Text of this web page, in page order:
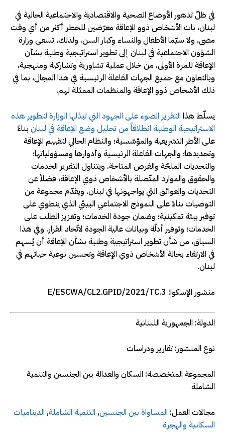
في ظلّ تدهور الأوضاع الصحية والاقتصادية والاجتماعية الحالية في
لبنان، بات الأشخاص ذوو الإعاقة معرّضين للخطر أكثر من أي وقت
مضى، ولا سيّما الأطفال والنساء وكبار السن. ولذلك، تسعى وزارة
الشؤون الاجتماعية في لبنان إلى تطوير استراتيجية وطنية بشأن
الإعاقة للمرة الأولى، من خلال عملية تشاورية وتشاركية ومنهجية،
وبالتعاون مع جميع الجهات الفاعلة الرئيسية في هذا المجال، بما في
ذلك الأشخاص ذوو الإعاقة والمنظمات الممثلة لهم.
يسلّط هذا التقرير الضوء على الجهود التي تبذلها الوزارة لتطوير هذه
الاستراتيجية الوطنية انطلاقاً من تحليل وضع الإعاقة في لبنان بناءً
على الأطر التشريعية والمؤسّسية؛ والنظام الحالي لتقييم الإعاقة
وتحديدها؛ والجهات الفاعلة الرئيسية وأدوارها ومسؤولياتها؛
والتحديات الملحّة والفرص المتاحة. ويتناول التقرير الخدمات
والحقوق والموارد المتّصلة بالأشخاص ذوي الإعاقة، فضلاً عن
التحديات والعوائق التي يواجهونها في لبنان. ويقدّم مجموعة من
التوصيات بناءً على النموذج الاجتماعي البيئي الذي ينطوي على
توفير بيئة تمكينية؛ وضمان جودة الخدمات؛ وتعزيز الطلب على
الخدمات؛ وتوفير أدلّة وبيانات عالية الجودة لاتّخاذ القرار. وفي هذا
السياق، من شأن تطوير استراتيجية وطنية بشأن الإعاقة أن يُسهم
في الارتقاء بحالة الأشخاص ذوي الإعاقة وتحسين نوعية حياتهم في
لبنان.
منشور الإسكوا: E/ESCWA/CL2.GPID/2021/TC.3
الدولة: الجمهورية اللبنانية
نوع المنشور: تقارير ودراسات
المجموعة المتخصصة: السكان والعدالة بين الجنسين والتنمية
الشاملة
مجالات العمل: المساواة بين الجنسين, التنمية الشاملة, الديناميات
السكانية والهجرة